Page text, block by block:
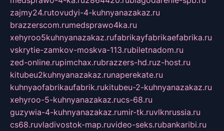
zajmy24.rutovudyi-4-kuhnyanazakaz.ru
brazzerscom.rumedsprawo4ka.ru
xehyroo5kuhnyanazakaz.rufabrikayfabrikaefabrika.ru
vskrytie-zamkov-moskva-113.rubiletnadom.ru
zed-online.rupimchax.rubrazzers-hd.ruz-host.ru
kitubeu2kuhnyanazakaz.runaperekate.ru
kuhnyaofabrikaufabrik.rukitubeu-2-kuhnyanazakaz.ru
xehyroo-5-kuhnyanazakaz.rucs-68.ru
guzywia-4-kuhnyanazakaz.rumir-tk.ruvlknrussia.ru
cs68.ruvladivostok-map.ruvideo-seks.rubankaribi.ru